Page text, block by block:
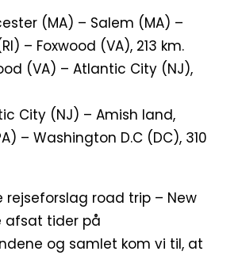
(MA) – Salem (MA) –
– Foxwood (VA), 213 km.
(VA) – Atlantic City (NJ),
City (NJ) – Amish land,
– Washington D.C (DC), 310
rejseforslag road trip – New
afsat tider på
og samlet kom vi til, at